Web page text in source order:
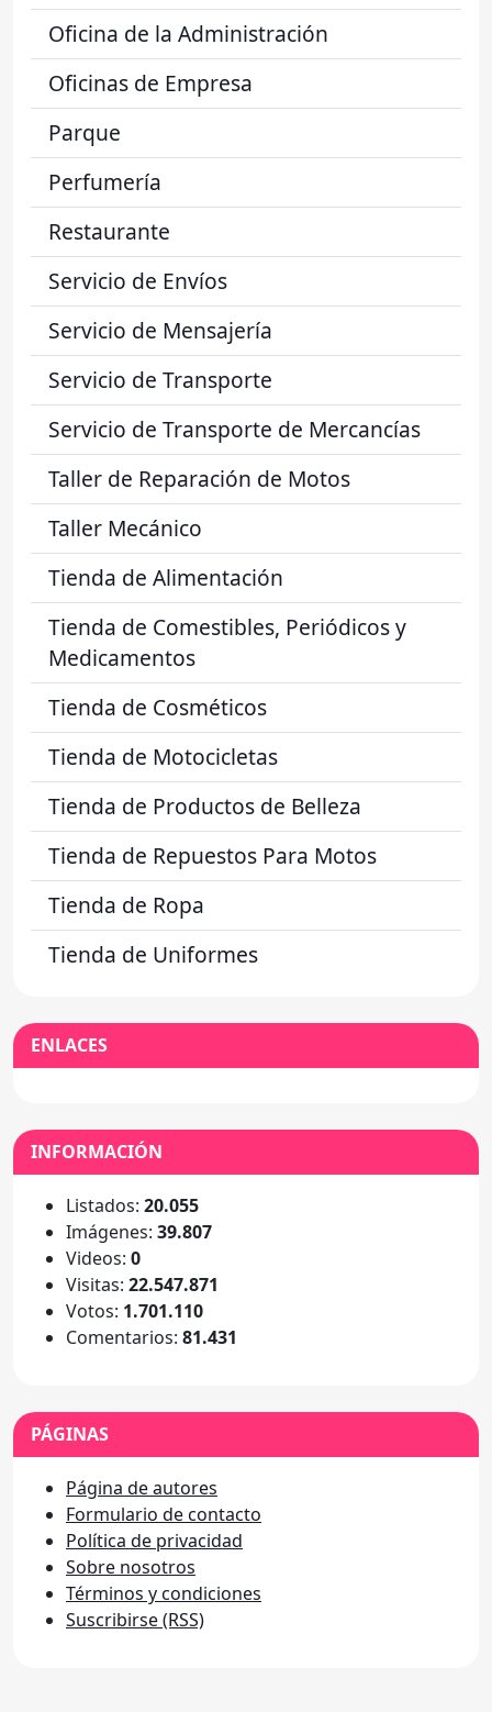
Oficina de la Administración
Oficinas de Empresa
Parque
Perfumería
Restaurante
Servicio de Envíos
Servicio de Mensajería
Servicio de Transporte
Servicio de Transporte de Mercancías
Taller de Reparación de Motos
Taller Mecánico
Tienda de Alimentación
Tienda de Comestibles, Periódicos y
Medicamentos
Tienda de Cosméticos
Tienda de Motocicletas
Tienda de Productos de Belleza
Tienda de Repuestos Para Motos
Tienda de Ropa
Tienda de Uniformes
ENLACES
INFORMACIÓN
Listados: 20.055
Imágenes: 39.807
Videos: 0
Visitas: 22.547.871
Votos: 1.701.110
Comentarios: 81.431
PÁGINAS
Página de autores
Formulario de contacto
Política de privacidad
Sobre nosotros
Términos y condiciones
Suscribirse (RSS)